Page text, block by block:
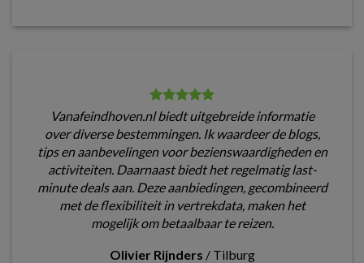
Vanafeindhoven.nl biedt uitgebreide informatie
over diverse bestemmingen. Ik waardeer de blogs,
tips en aanbevelingen voor bezienswaardigheden en
activiteiten. Daarnaast biedt het regelmatig last-
minute deals aan. Deze aanbiedingen, gecombineerd
met de flexibiliteit in vertrekdata, maken het
mogelijk om betaalbaar te reizen.
Olivier Rijnders / Tilburg